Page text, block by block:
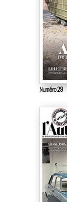
Numéro 29